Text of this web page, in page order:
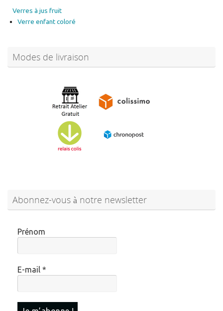
Verres à jus fruit
Verre enfant coloré
Modes de livraison
Abonnez-vous à notre newsletter
Prénom
E-mail *